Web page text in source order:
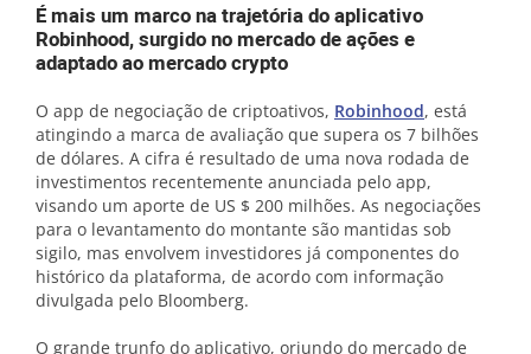
É mais um marco na trajetória do aplicativo
Robinhood, surgido no mercado de ações e
adaptado ao mercado crypto
O app de negociação de criptoativos, Robinhood, está
atingindo a marca de avaliação que supera os 7 bilhões
de dólares. A cifra é resultado de uma nova rodada de
investimentos recentemente anunciada pelo app,
visando um aporte de US $ 200 milhões. As negociações
para o levantamento do montante são mantidas sob
sigilo, mas envolvem investidores já componentes do
histórico da plataforma, de acordo com informação
divulgada pelo Bloomberg.
O grande trunfo do aplicativo, oriundo do mercado de